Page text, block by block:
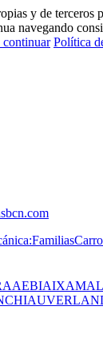
y de terceros
navegando
Política
AEBIAIXAM